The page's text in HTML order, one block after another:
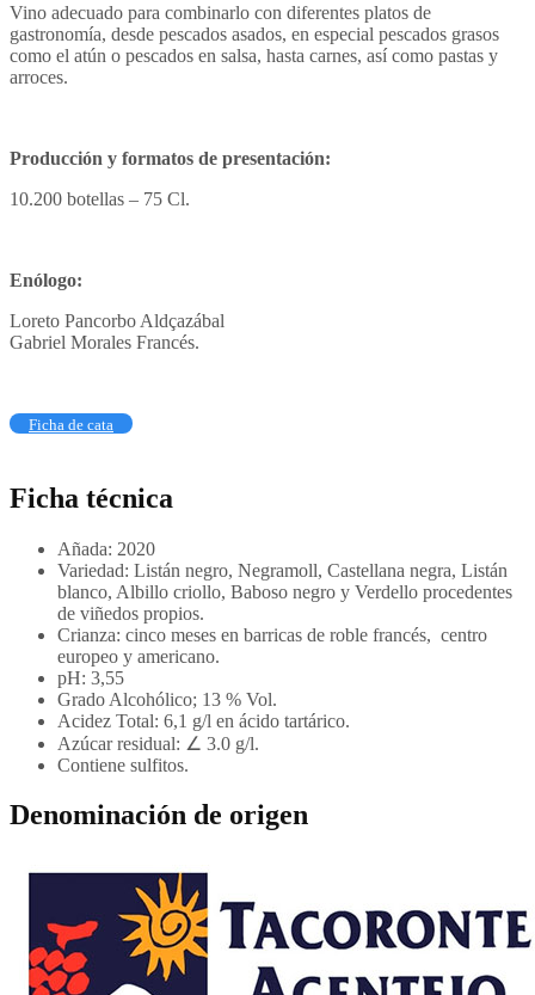
Vino adecuado para combinarlo con diferentes platos de
gastronomía, desde pescados asados, en especial pescados grasos
como el atún o pescados en salsa, hasta carnes, así como pastas y
arroces.
Producción y formatos de presentación:
10.200 botellas – 75 Cl.
Enólogo:
Loreto Pancorbo Aldçazábal
Gabriel Morales Francés.
Ficha de cata
Ficha técnica
Añada: 2020
Variedad: Listán negro, Negramoll, Castellana negra, Listán
blanco, Albillo criollo, Baboso negro y Verdello procedentes
de viñedos propios.
Crianza: cinco meses en barricas de roble francés, centro
europeo y americano.
pH: 3,55
Grado Alcohólico; 13 % Vol.
Acidez Total: 6,1 g/l en ácido tartárico.
Azúcar residual: ∠ 3.0 g/l.
Contiene sulfitos.
Denominación de origen